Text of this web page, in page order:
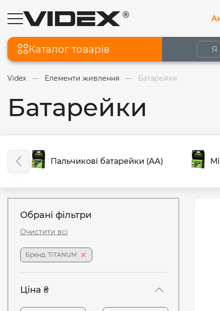
Каталог товарів
Videx Елементи живлення Батарейки
Батарейки
Пальчикові батарейки (AA)
Обрані фільтри
Очистити всі
Бренд: TITANUM
Ціна ₴